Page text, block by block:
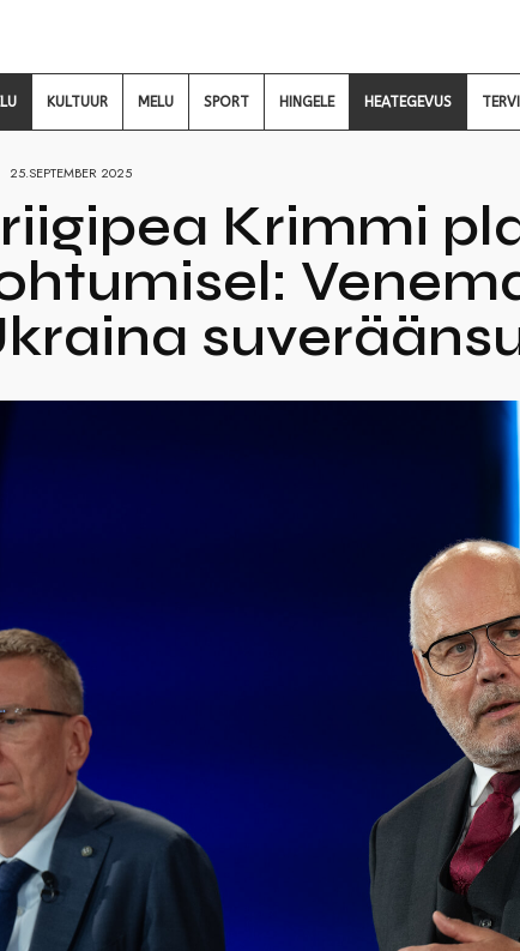
KULTUUR MELU SPORT HINGELE HEATEGEVUS
25.SEPTEMBER 2025
Krimmi